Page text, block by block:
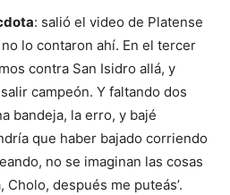
: salió el video de Platense
lo contaron ahí. En el tercer
contra San Isidro allá, y
campeón. Y faltando dos
bandeja, la erro, y bajé
que haber bajado corriendo
no se imaginan las cosas
Cholo, después me puteás’.